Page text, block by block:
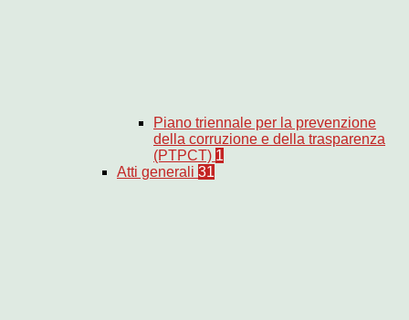
Piano triennale per la prevenzione
della corruzione e della trasparenza
(PTPCT) 1
Atti generali 31